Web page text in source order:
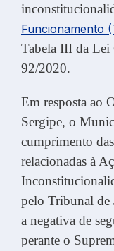
Funcionamento
Tabela III da Lei
92/2020.
Em resposta ao
Sergipe, o
cumprimento
relacionadas à
pelo Tribunal de
a negativa de
perante o